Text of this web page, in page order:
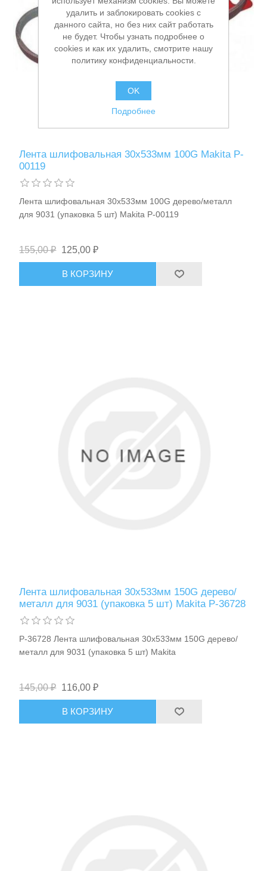
Лента шлифовальная 30х533мм 100G Makita P-
00119
Лента шлифовальная 30х533мм 100G дерево/металл
для 9031 (упаковка 5 шт) Makita P-00119
155,00 ₽ 125,00 ₽
В КОРЗИНУ
Лента шлифовальная 30х533мм 150G дерево/
металл для 9031 (упаковка 5 шт) Makita P-36728
P-36728 Лента шлифовальная 30х533мм 150G дерево/
металл для 9031 (упаковка 5 шт) Makita
145,00 ₽ 116,00 ₽
В КОРЗИНУ
удалить и заблокировать cookies с
данного сайта, но без них сайт работать
не будет. Чтобы узнать подробнее о
cookies и как их удалить, смотрите нашу
политику конфиденциальности.
OK
Подробнее